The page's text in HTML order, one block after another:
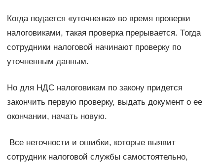
Когда подается «уточненка» во время проверки
налоговиками, такая проверка прерывается. Тогда
сотрудники налоговой начинают проверку по
уточненным данным.
Но для НДС налоговикам по закону придется
закончить первую проверку, выдать документ о ее
окончании, начать новую.
Все неточности и ошибки, которые выявит
сотрудник налоговой службы самостоятельно,